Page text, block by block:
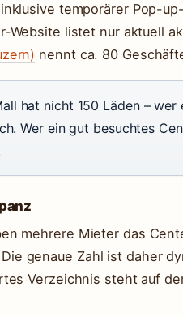
temporärer Pop-
Website listet nur aktuell
nennt ca. 80
hat nicht 150 Läden – wer
Wer ein gut besuchtes
mehrere Mieter das
genaue Zahl ist daher
Verzeichnis steht auf